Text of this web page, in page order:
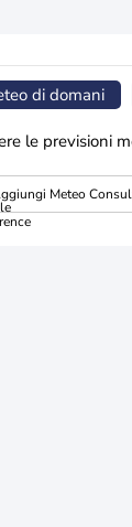
di domani
le previsioni
Meteo